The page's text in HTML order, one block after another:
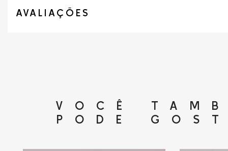
AVALIAÇÕES
VOCÊ
PODE